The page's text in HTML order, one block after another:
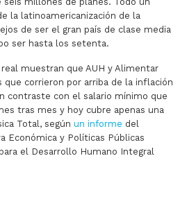
la latinoamericanización de la
de ser el gran país de clase media
ser hasta los setenta.
muestran que AUH y Alimentar
que corrieron por arriba de la inflación
contraste con el salario mínimo que
tras mes y hoy cubre apenas una
Total, según un informe del
Económica y Políticas Públicas
el Desarrollo Humano Integral